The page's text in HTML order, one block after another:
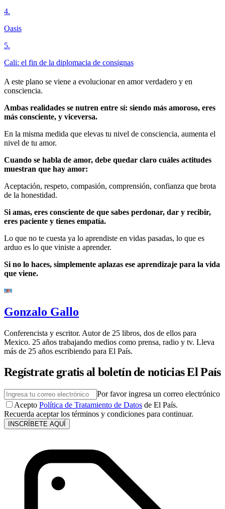
4.
Oasis
5.
Cali: el fin de la diplomacia de consignas
A este plano se viene a evolucionar en amor verdadero y en
consciencia.
Ambas realidades se nutren entre sí: siendo más amoroso, eres
más consciente, y viceversa.
En la misma medida que elevas tu nivel de consciencia, aumenta el
nivel de tu amor.
Cuando se habla de amor, debe quedar claro cuáles actitudes
muestran que hay amor:
Aceptación, respeto, compasión, comprensión, confianza que brota
de la honestidad.
Si amas, eres consciente de que sabes perdonar, dar y recibir,
eres paciente y tienes empatía.
Lo que no te cuesta ya lo aprendiste en vidas pasadas, lo que es
arduo es lo que viniste a aprender.
Si no lo haces, simplemente aplazas ese aprendizaje para la vida
que viene.
Gonzalo Gallo
Conferencista y escritor. Autor de 25 libros, dos de ellos para
Mexico. 25 años trabajando medios como prensa, radio y tv. Lleva
más de 25 años escribiendo para El País.
Regístrate gratis al boletín de noticias El País
Por favor ingresa un correo electrónico
Acepto Política de Tratamiento de Datos de El País.
Recuerda aceptar los términos y condiciones para continuar.
INSCRÍBETE AQUÍ